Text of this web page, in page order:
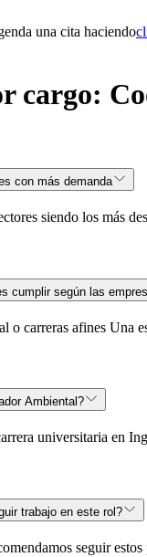
una cita haciendo
cargo:
con más demanda
siendo los más
cumplir según las
carreras afines Una
Ambiental?
universitaria en
trabajo en este rol?
seguir